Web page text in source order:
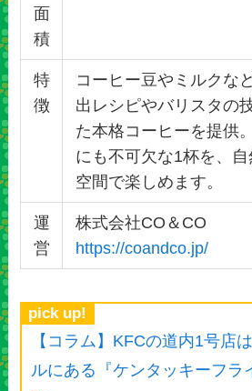
面
積
特
徴
コーヒー豆やミルクな
出レシピやバリスタの
た本格コーヒーを提供
にも不可欠な1杯を、
空間で楽しめます。
運
営
株式会社CO＆CO
https://coandco.jp/
pick up!
【コラム】KFCの道内1号店
ルにある『ケンタッキーフラ